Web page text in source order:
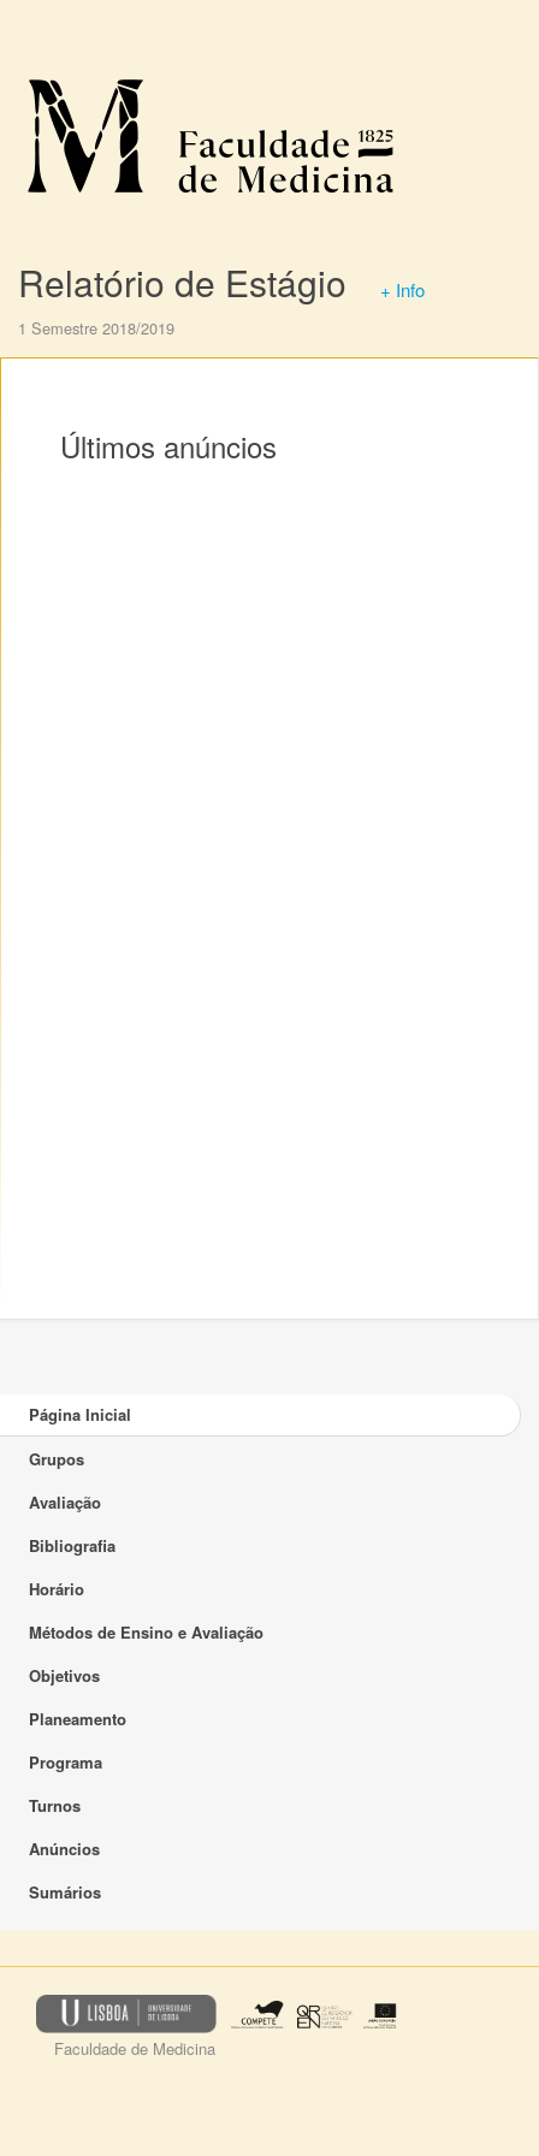
Relatório de Estágio + Info
1 Semestre 2018/2019
Últimos anúncios
Página Inicial
Grupos
Avaliação
Bibliografia
Horário
Métodos de Ensino e Avaliação
Objetivos
Planeamento
Programa
Turnos
Anúncios
Sumários
Faculdade de Medicina